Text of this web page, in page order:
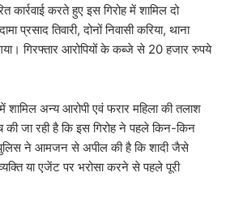
कार्रवाई करते हुए इस गिरोह में शामिल दो
प्रसाद तिवारी, दोनों निवासी करिया, थाना
गया। गिरफ्तार आरोपियों के कब्जे से 20 हजार रुपये
शामिल अन्य आरोपी एवं फरार महिला की तलाश
की जा रही है कि इस गिरोह ने पहले किन-किन
पुलिस ने आमजन से अपील की है कि शादी जैसे
या एजेंट पर भरोसा करने से पहले पूरी